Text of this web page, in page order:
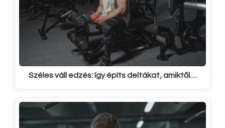
Széles váll edzés: így építs deltákat, amiktől…